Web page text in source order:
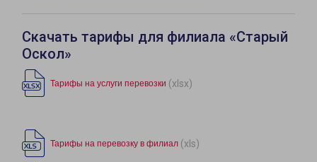
Скачать тарифы для филиала «Старый
Оскол»
Тарифы на услуги перевозки (xlsx)
Тарифы на перевозку в филиал (xls)